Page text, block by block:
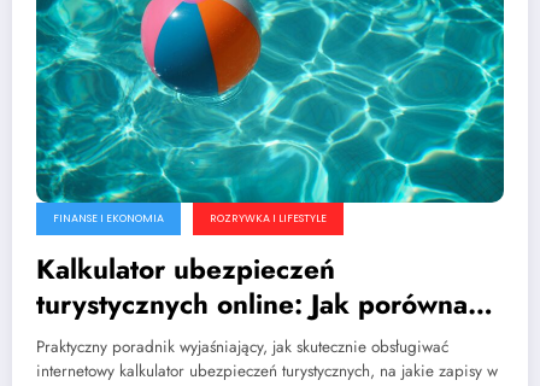
FINANSE I EKONOMIA ROZRYWKA I LIFESTYLE
Kalkulator ubezpieczeń
turystycznych online: Jak porównać
polisy i nie przepłacić?
Praktyczny poradnik wyjaśniający, jak skutecznie obsługiwać
internetowy kalkulator ubezpieczeń turystycznych, na jakie zapisy w